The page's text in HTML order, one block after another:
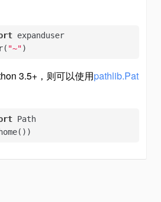
expanduser
"~")
3.5+，则可以使用pathlib.Pat
Path